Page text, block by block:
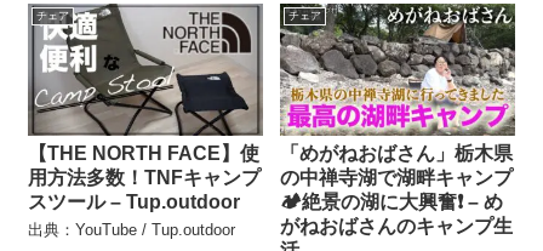
チェア
【THE NORTH FACE】使
用方法多数！TNFキャンプ
スツール – Tup.outdoor
出典：YouTube / Tup.outdoor
チェア
「めがねおばさん」栃木県
の中禅寺湖で湖畔キャンプ
🏕絶景の湖に大興奮❗️ – め
がねおばさんのキャンプ生